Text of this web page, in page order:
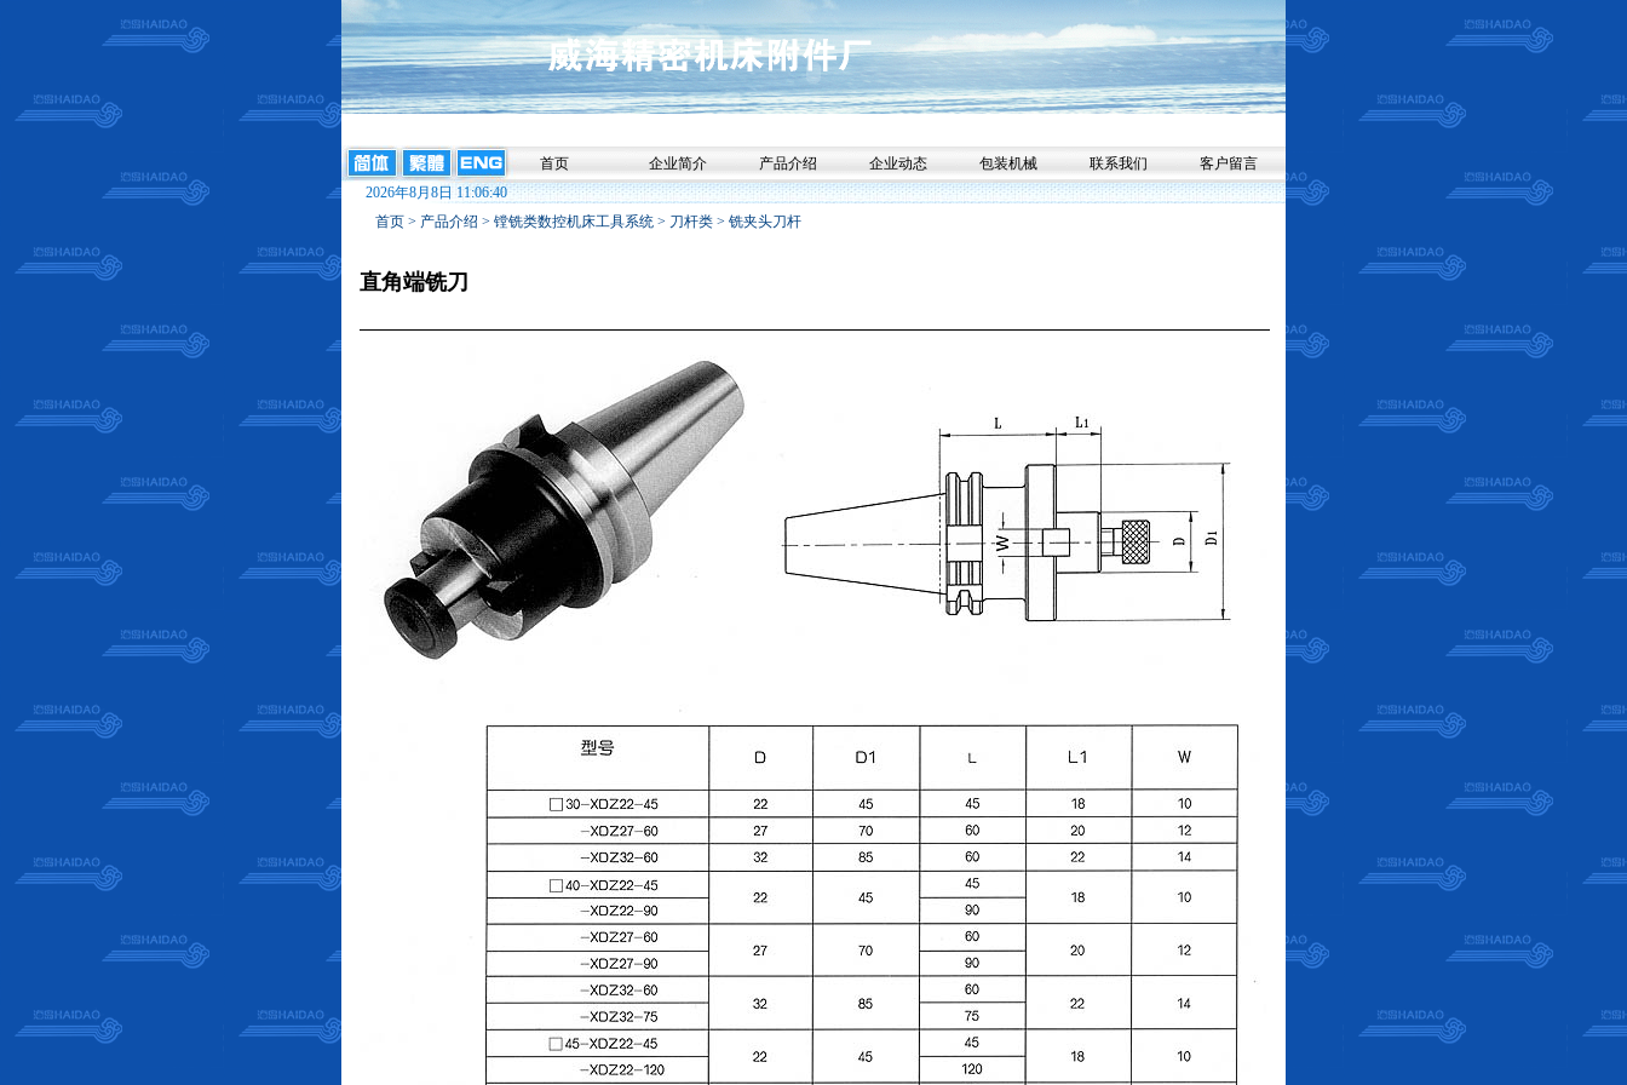
首页 企业简介 产品介绍 企业动态 包装机械 联系我们
客户留言
2026年8月8日 11:06:40
首页> 产品介绍 > 镗铣类数控机床工具系统> 刀杆类> 铣夹头刀杆
直角端铣刀